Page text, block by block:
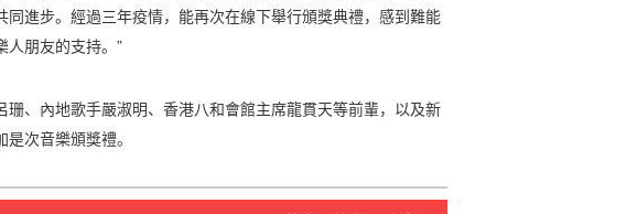
同進步。經過三年疫情，能再次在線下舉行頒獎典禮，感到難能
人朋友的支持。”
珊、內地歌手嚴淑明、香港八和會館主席龍貫天等前輩，以及新
次音樂頒獎禮。